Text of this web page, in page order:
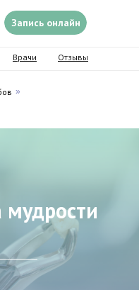
Врачи Отзывы
Запись онлайн
»
мудрости